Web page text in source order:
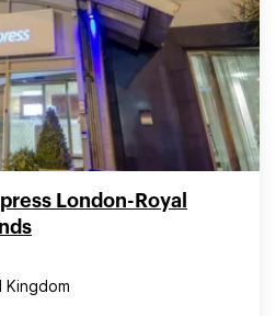
London-Royal
Kingdom